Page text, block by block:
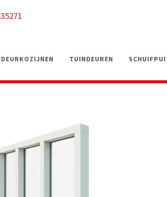
DEURKOZIJNEN TUINDEUREN SCHUIFPUI